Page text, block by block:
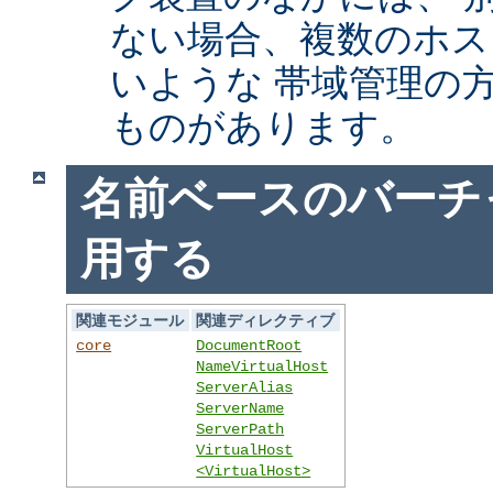
ない場合、複数のホ
いような 帯域管理の
ものがあります。
名前ベースのバー
用する
関連モジュール
関連ディレクティブ
core
DocumentRoot
NameVirtualHost
ServerAlias
ServerName
ServerPath
VirtualHost
<VirtualHost>